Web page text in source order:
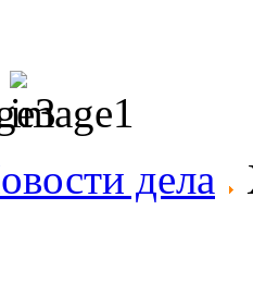
дела